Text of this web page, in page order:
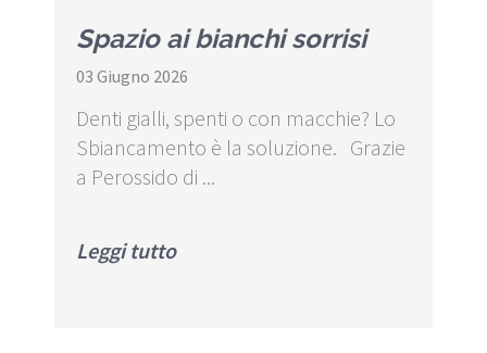
Spazio ai bianchi sorrisi
03 Giugno 2026
Denti gialli, spenti o con macchie? Lo
Sbiancamento è la soluzione. Grazie
a Perossido di ...
Leggi tutto